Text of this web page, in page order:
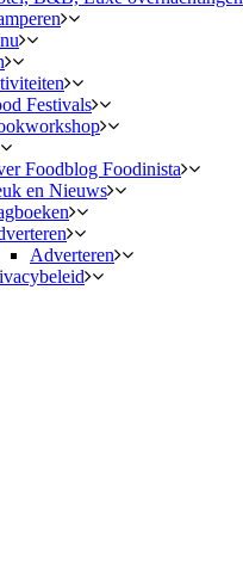
Festivals
Foodblog Foodinista
en Nieuws
Adverteren